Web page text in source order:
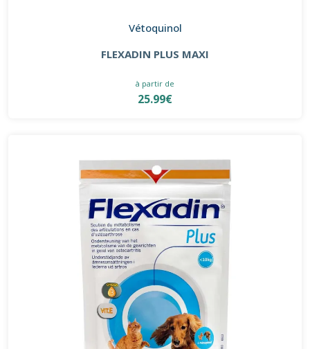
Vétoquinol
FLEXADIN PLUS MAXI
à partir de
25.99€